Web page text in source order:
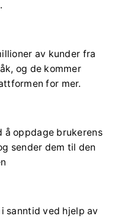
av kunder fra
og de kommer
for mer.
å oppdage brukerens
sender dem til den
sanntid ved hjelp av